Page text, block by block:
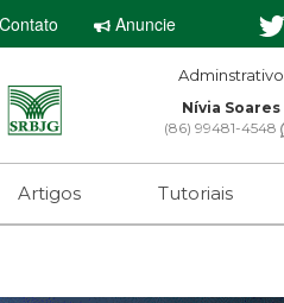
Contato Anuncie
Adminstrativo
Nívia Soares
(86) 99481-4548
Artigos Tutoriais